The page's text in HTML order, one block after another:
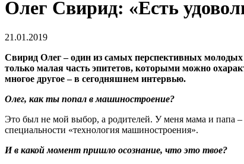
Олег Свирид: «Есть
21.01.2019
Свирид Олег – один из самых перспективных
только малая часть эпитетов, которыми можно
многое другое – в сегодняшнем интервью.
Олег, как ты попал в машиностроение?
Это был не мой выбор, а родителей. У меня мама и папа
специальности «технология машиностроения».
И в какой момент пришло осознание, что это твое?